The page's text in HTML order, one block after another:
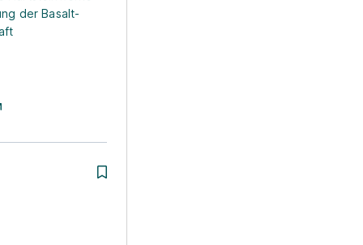
in Köln
der Basalt-